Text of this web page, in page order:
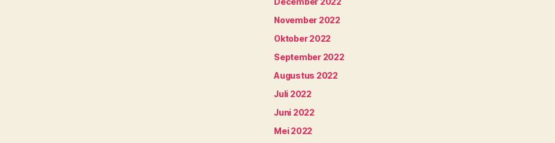
November 2022
Oktober 2022
September 2022
Augustus 2022
Juli 2022
Juni 2022
Mei 2022